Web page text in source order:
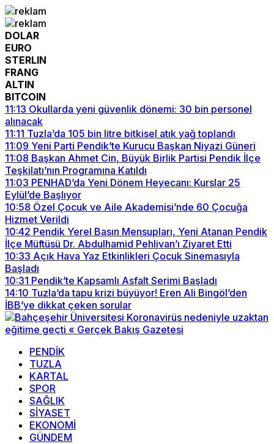
DOLAR
EURO
STERLIN
FRANG
ALTIN
BITCOIN
11:13 Okullarda yeni güvenlik dönemi: 30 bin personel
alınacak
11:11 Tuzla’da 105 bin litre bitkisel atık yağ toplandı
11:09 Yeni Parti Pendik’te Kurucu Başkan Niyazi Güneri
11:08 Başkan Ahmet Cin, Büyük Birlik Partisi Pendik İlçe
Teşkilatı’nın Programına Katıldı
11:03 PENHAD’da Yeni Dönem Heyecanı: Kurslar 25
Eylül’de Başlıyor
10:58 Özel Çocuk ve Aile Akademisi’nde 60 Çocuğa
Hizmet Verildi
10:42 Pendik Yerel Basın Mensupları, Yeni Atanan Pendik
İlçe Müftüsü Dr. Abdulhamid Pehlivan’ı Ziyaret Etti
10:33 Açık Hava Yaz Etkinlikleri Çocuk Sinemasıyla
Başladı
10:31 Pendik’te Kapsamlı Asfalt Serimi Başladı
14:10 Tuzla’da tapu krizi büyüyor! Eren Ali Bingöl’den
İBB’ye dikkat çeken sorular
PENDİK
TUZLA
KARTAL
SPOR
SAĞLIK
SİYASET
EKONOMİ
GÜNDEM